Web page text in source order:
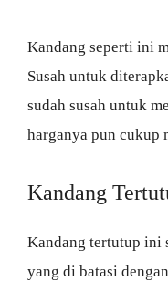
Kandang seperti ini
Susah untuk
sudah susah untuk
harganya pun cukup
Kandang
Kandang tertutup ini
yang di batasi